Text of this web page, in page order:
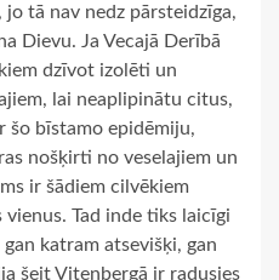
tā nav nedz pārsteidzīga,
Dievu. Ja Vecajā Derībā
dzīvot izolēti un
lai neaplipinātu citus,
šo bīstamo epidēmiju,
nošķirti no veselajiem un
ir šādiem cilvēkiem
Tad inde tiks laicīgi
katram atsevišķi, gan
šeit Vitenbergā ir radusies